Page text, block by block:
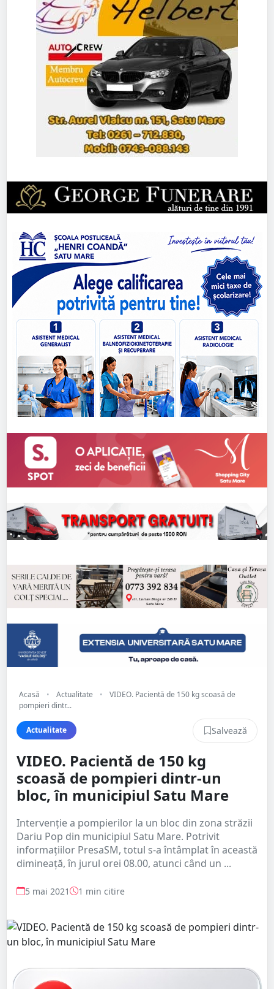
Acasă • Actualitate •
VIDEO. Pacientă de 150 kg scoasă de
pompieri dintr...
Actualitate Salvează
VIDEO. Pacientă de 150 kg
scoasă de pompieri dintr-un
bloc, în municipiul Satu Mare
Intervenție a pompierilor la un bloc din zona străzii
Dariu Pop din municipiul Satu Mare. Potrivit
informațiilor PresaSM, totul s-a întâmplat în această
dimineață, în jurul orei 08.00, atunci când un ...
5 mai 2021 1 min citire